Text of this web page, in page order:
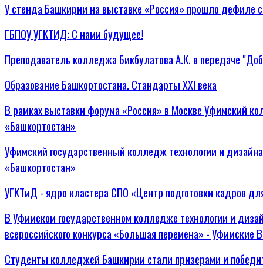
У стенда Башкирии на выставке «Россия» прошло дефиле
ГБПОУ УГКТИД: С нами будущее!
Преподаватель колледжа Бикбулатова А.К. в передаче
Образование Башкортостана. Стандарты XXI века
В рамках выставки форума «Россия» в Москве Уфимский
«Башкортостан»
Уфимский государственный колледж технологии и
«Башкортостан»
УГКТиД - ядро кластера СПО «Центр подготовки кадров
В Уфимском государственном колледже технологии и
всероссийского конкурса «Большая перемена» - Уфимские
Студенты колледжей Башкирии стали призерами и